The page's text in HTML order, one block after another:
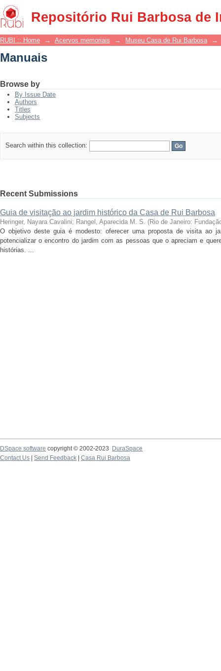
Repositório Rui Barbosa de
Manuais
RUBI :: Home → Acervos memoriais → Museu Casa de Rui Barbosa →
Manuais
Browse by
By Issue Date
Authors
Titles
Subjects
Search within this collection:
Recent Submissions
Guia de visitação ao jardim histórico da Casa de Rui Barbosa
Heringer, Nayara Cavalini; Rangel, Aparecida M. S. (Rio de Janeiro:
O objetivo deste guia é modesto: oferecer uma proposta de visita ao
potencializar o encontro do jardim com as pessoas que o apreciam e
histórias. ...
DSpace software copyright © 2002-2023
DuraSpace
Contact Us
Send Feedback Casa Rui Barbosa